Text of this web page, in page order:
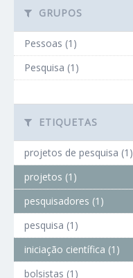
GRUPOS
Pessoas (1)
Pesquisa (1)
ETIQUETAS
projetos de pesquisa (1)
projetos (1)
pesquisadores (1)
pesquisa (1)
iniciação científica (1)
bolsistas (1)